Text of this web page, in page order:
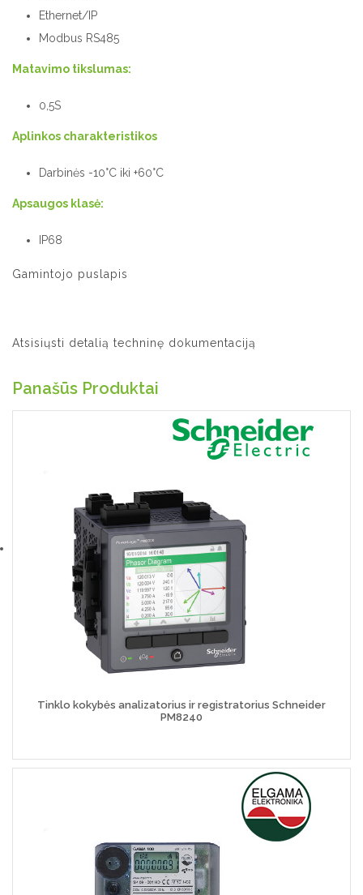
Ethernet/IP
Modbus RS485
Matavimo tikslumas:
0,5S
Aplinkos charakteristikos
Darbinės -10°C iki +60°C
Apsaugos klasė:
IP68
Gamintojo puslapis
Atsisiųsti detalią techninę dokumentaciją
Panašūs Produktai
Tinklo kokybės analizatorius ir registratorius Schneider
PM8240